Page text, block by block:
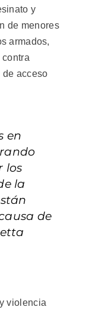
y
de menores
armados,
acceso
en
los
la
de
violencia